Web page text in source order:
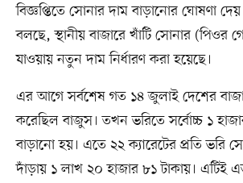
বিজ্ঞপ্তিতে সোনার দাম বাড়ানোর ঘোষণা
বলছে, স্থানীয় বাজারে খাঁটি সোনার (পিওর
যাওয়ায় নতুন দাম নির্ধারণ করা হয়েছে।
এর আগে সর্বশেষ গত ১৪ জুলাই দেশের
করেছিল বাজুস। তখন ভরিতে সর্বোচ্চ ১
বাড়ানো হয়। এতে ২২ ক্যারেটের প্রতি ভরি
দাঁড়ায় ১ লাখ ২০ হাজার ৮১ টাকায়। এটিই